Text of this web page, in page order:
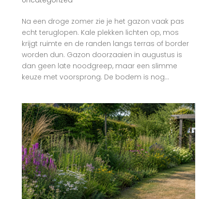
Na een droge zomer zie je het gazon vaak pas
echt teruglopen. Kale plekken lichten op, mos
krijgt ruimte en de randen langs terras of border
worden dun. Gazon doorzaaien in augustus is
dan geen late noodgreep, maar een slimme
keuze met voorsprong. De bodem is nog...